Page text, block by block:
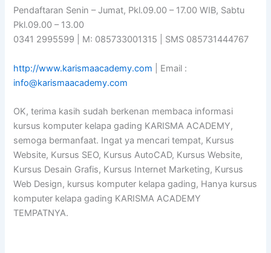
Pendaftaran Senin – Jumat, Pkl.09.00 – 17.00 WIB, Sabtu
Pkl.09.00 – 13.00
0341 2995599 | M: 085733001315 | SMS 085731444767
http://www.karismaacademy.com | Email :
info@karismaacademy.com
OK, terima kasih sudah berkenan membaca informasi
kursus komputer kelapa gading KARISMA ACADEMY,
semoga bermanfaat. Ingat ya mencari tempat, Kursus
Website, Kursus SEO, Kursus AutoCAD, Kursus Website,
Kursus Desain Grafis, Kursus Internet Marketing, Kursus
Web Design, kursus komputer kelapa gading, Hanya kursus
komputer kelapa gading KARISMA ACADEMY
TEMPATNYA.